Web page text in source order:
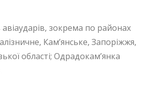
зокрема по районах
Кам’янське, Запоріжжя,
області; Одрадокам’янка